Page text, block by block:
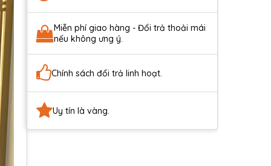
Miễn phí giao hàng - Đổi trả thoải mái
nếu không ưng ý.
Chính sách đổi trả linh hoạt.
Uy tín là vàng.